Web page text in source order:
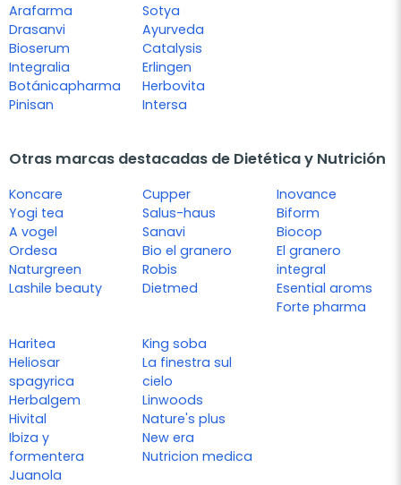
Arafarma
Drasanvi
Bioserum
Integralia
Botánicapharma
Pinisan
Sotya
Ayurveda
Catalysis
Erlingen
Herbovita
Intersa
Otras marcas destacadas de Dietética y Nutrición
Koncare
Yogi tea
A vogel
Ordesa
Naturgreen
Lashile beauty
Cupper
Salus-haus
Sanavi
Bio el granero
Robis
Dietmed
Inovance
Biform
Biocop
El granero
integral
Esential aroms
Forte pharma
Haritea
Heliosar
spagyrica
Herbalgem
Hivital
Ibiza y
formentera
Juanola
King soba
La finestra sul
cielo
Linwoods
Nature's plus
New era
Nutricion medica